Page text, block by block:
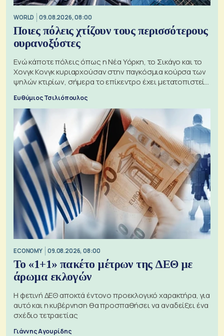
WORLD 09.08.2026, 08:00
Ποιες πόλεις χτίζουν τους περισσότερους
ουρανοξύστες
Ενώ κάποτε πόλεις όπως η Νέα Υόρκη, το Σικάγο και το
Χονγκ Κονγκ κυριαρχούσαν στην παγκόσμια κούρσα των
ψηλών κτιρίων, σήμερα το επίκεντρο έχει μετατοπιστεί
Ευθύμιος Τσιλιόπουλος
ECONOMY 09.08.2026, 08:00
Το «1+1» πακέτο μέτρων της ΔΕΘ με
άρωμα εκλογών
Η φετινή ΔΕΘ αποκτά έντονο προεκλογικό χαρακτήρα, για
αυτό και η κυβέρνηση θα προσπαθήσει να αναδείξει ένα
σχέδιο τετραετίας
Γιάννης Αγουρίδης